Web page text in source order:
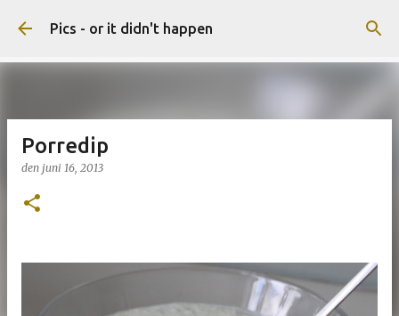
Gå videre til hovedindholdet
Pics - or it didn't happen
Porredip
den juni 16, 2013